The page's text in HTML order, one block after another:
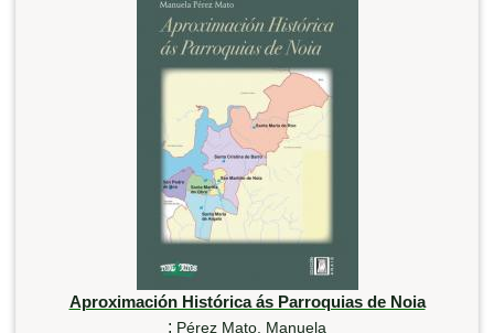
Aproximación Histórica ás Parroquias de Noia
: Pérez Mato, Manuela